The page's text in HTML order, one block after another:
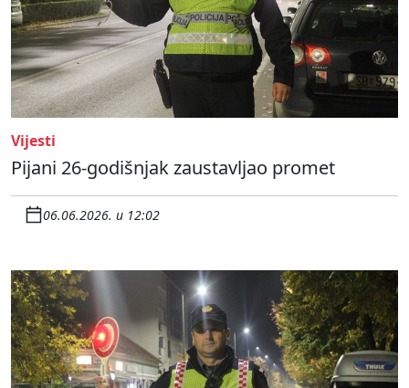
Vijesti
Pijani 26-godišnjak zaustavljao promet
06.06.2026. u 12:02